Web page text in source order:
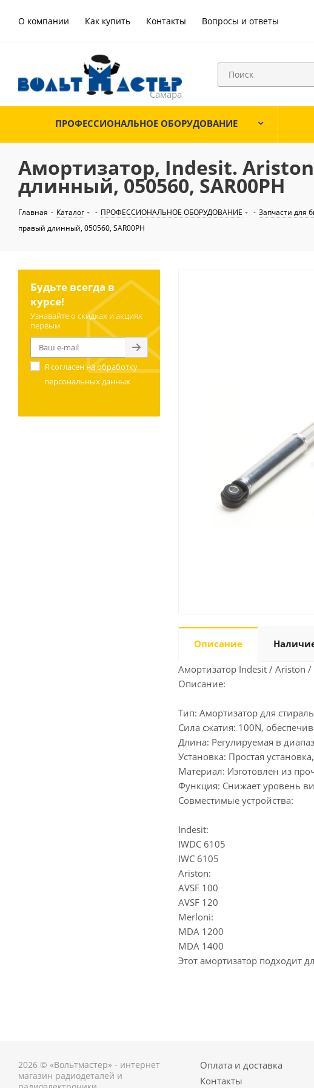
О компании Как купить Контакты Вопросы и ответы
ПРОФЕССИОНАЛЬНОЕ ОБОРУДОВАНИЕ
Амортизатор, Indesit.
длинный, 050560, SAR00PH
Главная - Каталог - ПРОФЕССИОНАЛЬНОЕ ОБОРУДОВАНИЕ - Запчасти для
правый длинный, 050560, SAR00PH
Описание
Амортизатор Indesit / Ariston /
Описание:
Тип: Амортизатор для
Сила сжатия: 100N,
Длина: Регулируемая в
Установка: Простая
Материал: Изготовлен из
Функция: Снижает уровень
Совместимые устройства:
Indesit:
IWDC 6105
IWC 6105
Ariston:
AVSF 100
AVSF 120
Merloni:
MDA 1200
MDA 1400
Этот амортизатор подходит
Будьте всегда в
курсе!
Узнавайте о скидках и акциях
первым
Я согласен наобработку
персональных данных
2026 © «Вольтмастер» - интернет
магазин радиодеталей и
Оплата и доставка
Контакты